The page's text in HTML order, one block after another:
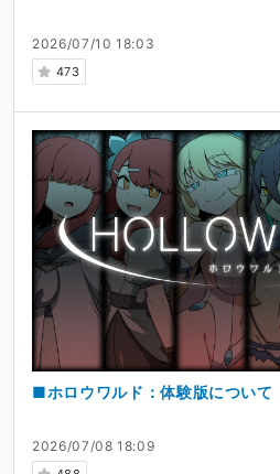
2026/07/10 18:03
473
2026/07/08 18:09
■ホロウワルド：体験版について